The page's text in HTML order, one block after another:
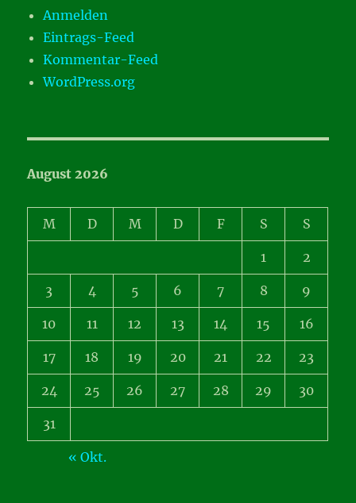
Anmelden
Eintrags-Feed
Kommentar-Feed
WordPress.org
August 2026
M D M D F S S
1 2
3 4 5 6 7 8 9
10 11 12 13 14 15 16
17 18 19 20 21 22 23
24 25 26 27 28 29 30
31
« Okt.